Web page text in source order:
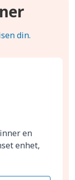
din.
en
enhet,